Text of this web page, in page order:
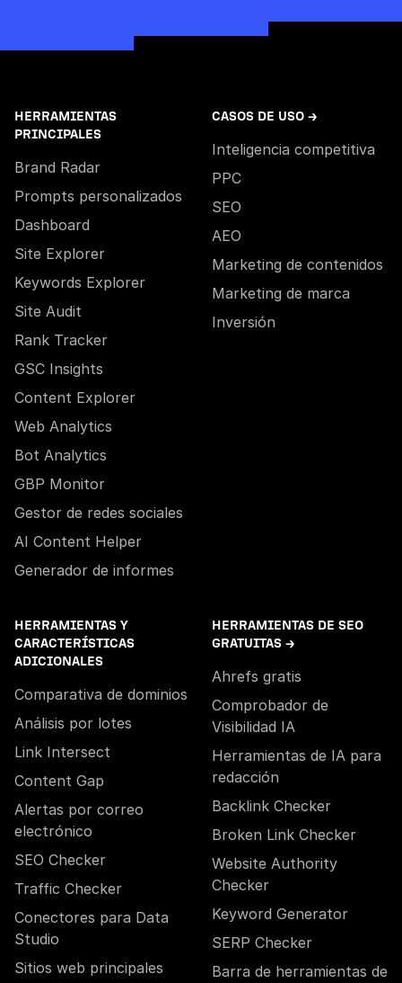
HERRAMIENTAS
PRINCIPALES
Brand Radar
Prompts personalizados
Dashboard
Site Explorer
Keywords Explorer
Site Audit
Rank Tracker
GSC Insights
Content Explorer
Web Analytics
Bot Analytics
GBP Monitor
Gestor de redes sociales
AI Content Helper
Generador de informes
CASOS DE USO →
Inteligencia competitiva
PPC
SEO
AEO
Marketing de contenidos
Marketing de marca
Inversión
HERRAMIENTAS Y
CARACTERÍSTICAS
ADICIONALES
Comparativa de dominios
Análisis por lotes
Link Intersect
Content Gap
Alertas por correo
electrónico
SEO Checker
Traffic Checker
Conectores para Data
Studio
Sitios web principales
HERRAMIENTAS DE SEO
GRATUITAS →
Ahrefs gratis
Comprobador de
Visibilidad IA
Herramientas de IA para
redacción
Backlink Checker
Broken Link Checker
Website Authority
Checker
Keyword Generator
SERP Checker
Barra de herramientas de